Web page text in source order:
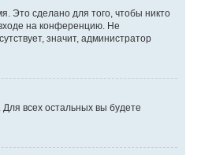
Это сделано для того, чтобы никто
на конференцию. Не
значит, администратор
всех остальных вы будете